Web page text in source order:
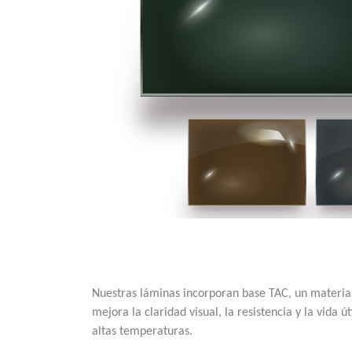
Nuestras láminas incorporan base TAC, un
mejora la claridad visual, la resistencia y la vida
altas temperaturas.